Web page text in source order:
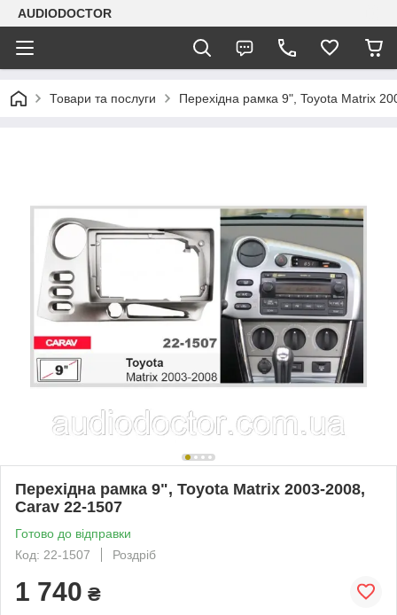
AUDIODOCTOR
Товари та послуги Перехідна рамка 9", Toyota Matrix
Перехідна рамка 9", Toyota Matrix 2003-2008,
Carav 22-1507
Готово до відправки
Код: 22-1507
Роздріб
1 740 ₴